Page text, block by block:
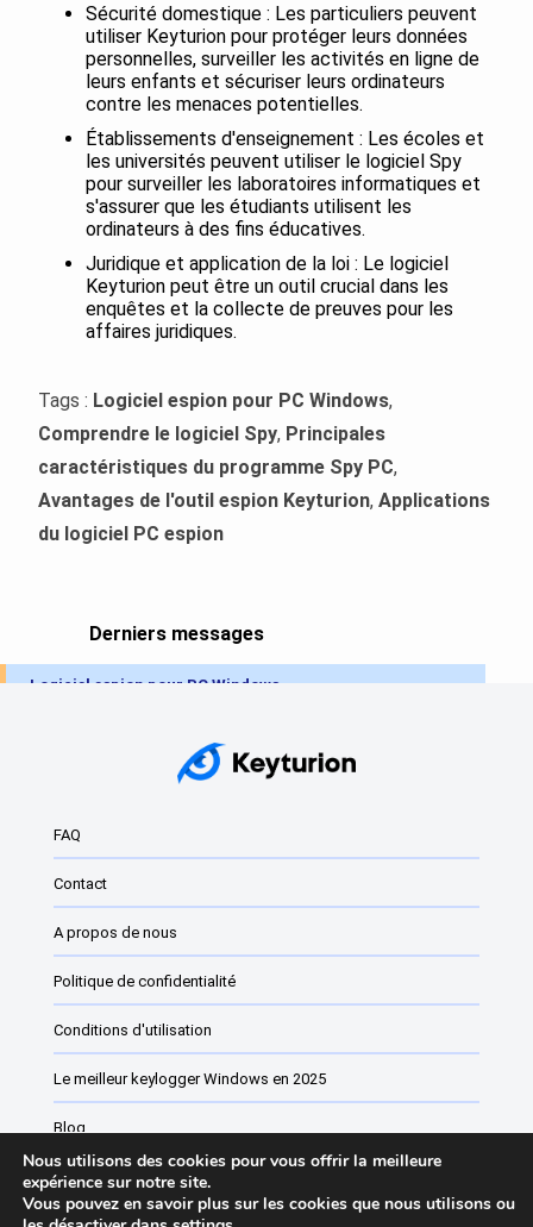
Sécurité domestique : Les particuliers peuvent
utiliser Keyturion pour protéger leurs données
personnelles, surveiller les activités en ligne de
leurs enfants et sécuriser leurs ordinateurs
contre les menaces potentielles.
Établissements d'enseignement : Les écoles et
les universités peuvent utiliser le logiciel Spy
pour surveiller les laboratoires informatiques et
s'assurer que les étudiants utilisent les
ordinateurs à des fins éducatives.
Juridique et application de la loi : Le logiciel
Keyturion peut être un outil crucial dans les
enquêtes et la collecte de preuves pour les
affaires juridiques.
Tags : Logiciel espion pour PC Windows,
Comprendre le logiciel Spy, Principales
caractéristiques du programme Spy PC,
Avantages de l'outil espion Keyturion,Applications
du logiciel PC espion
Derniers messages
Logiciel espion pour PC Windows
Enregistreurs de frappe
comment...
Meilleur Keylogger Windows 11 et Windows 10
Enregistreurs de frappe gratuits pour Windows 11
Logiciel de surveillance de sites Web vs...
FAQ
Contact
A propos de nous
Politique de confidentialité
Conditions d'utilisation
Le meilleur keylogger Windows en 2025
Blog
Logiciel de surveillance des employés
Nous utilisons des cookies pour vous offrir la meilleure
expérience sur notre site.
Vous pouvez en savoir plus sur les cookies que nous utilisons ou